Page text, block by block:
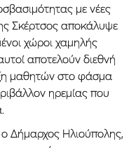
με νέες
Σκέρτσος αποκάλυψε
χώροι χαμηλής
αποτελούν διεθνή
μαθητών στο φάσμα
ηρεμίας που
Δήμαρχος Ηλιούπολης,